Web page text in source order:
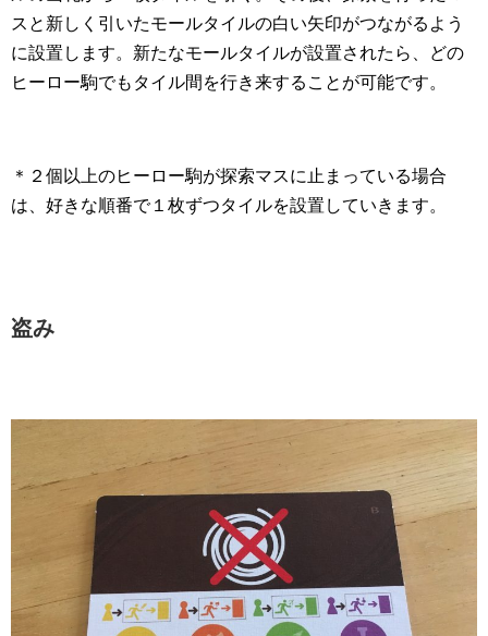
スと新しく引いたモールタイルの白い矢印がつながるよう
に設置します。新たなモールタイルが設置されたら、どの
ヒーロー駒でもタイル間を行き来することが可能です。
＊２個以上のヒーロー駒が探索マスに止まっている場合
は、好きな順番で１枚ずつタイルを設置していきます。
盗み